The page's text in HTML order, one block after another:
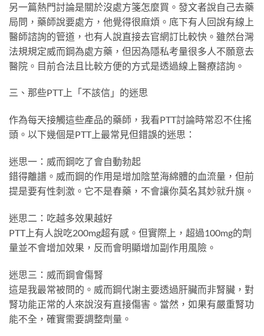
另一篇熱門討論是關於沒處方箋怎麼買。發文者說自己去藥
局問，藥師說要處方，他覺得很麻煩。底下有人回說有線上
醫師諮詢的管道，也有人說直接去官網訂比較快。雖然台灣
法規規定威而鋼為處方藥，但因為隱私考量很多人不願意去
醫院。目前合法且比較方便的方式是透過線上醫療諮詢。
三、那些PTT上「不該信」的迷思
作為每天接觸這些產品的藥師，我看PTT討論時常忍不住搖
頭。以下幾個是PTT上最常見但錯誤的迷思：
迷思一：威而鋼吃了會自動勃起
錯得離譜。威而鋼的作用是增加陰莖海綿體的血流量，但前
提是要有性刺激。它不是春藥，不會讓你莫名其妙就升旗。
迷思二：吃越多效果越好
PTT上有人說吃200mg超有感。但實際上，超過100mg的劑
量並不會增加效果，反而會明顯增加副作用風險。
迷思三：威而鋼會傷腎
這是我最常被問的。威而鋼代謝主要透過肝臟而非腎臟，對
腎功能正常的人來說沒有直接傷害。當然，如果有嚴重腎功
能不全，確實需要調整劑量。